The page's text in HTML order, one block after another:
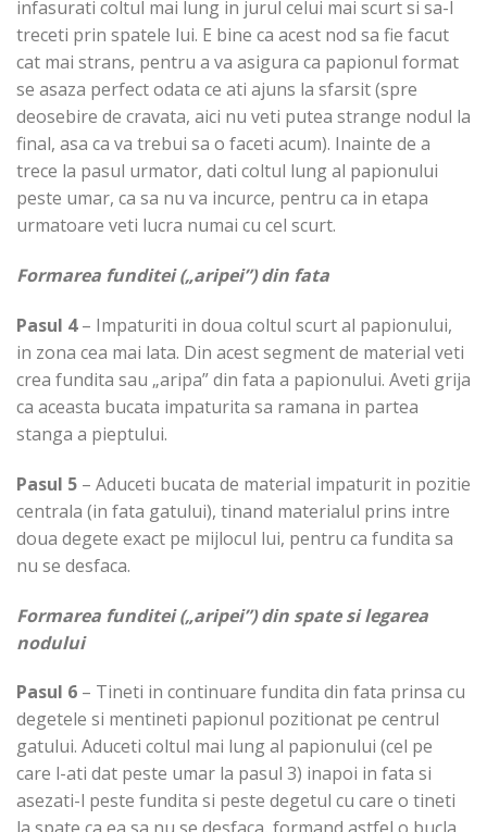
infasurati coltul mai lung in jurul celui mai scurt si sa-l
treceti prin spatele lui. E bine ca acest nod sa fie facut
cat mai strans, pentru a va asigura ca papionul format
se asaza perfect odata ce ati ajuns la sfarsit (spre
deosebire de cravata, aici nu veti putea strange nodul la
final, asa ca va trebui sa o faceti acum). Inainte de a
trece la pasul urmator, dati coltul lung al papionului
peste umar, ca sa nu va incurce, pentru ca in etapa
urmatoare veti lucra numai cu cel scurt.
Formarea funditei („aripei”) din fata
Pasul 4– Impaturiti in doua coltul scurt al papionului,
in zona cea mai lata. Din acest segment de material veti
crea fundita sau „aripa” din fata a papionului. Aveti grija
ca aceasta bucata impaturita sa ramana in partea
stanga a pieptului.
Pasul 5 – Aduceti bucata de material impaturit in pozitie
centrala (in fata gatului), tinand materialul prins intre
doua degete exact pe mijlocul lui, pentru ca fundita sa
nu se desfaca.
Formarea funditei („aripei”) din spate si legarea
nodului
Pasul 6 – Tineti in continuare fundita din fata prinsa cu
degetele si mentineti papionul pozitionat pe centrul
gatului. Aduceti coltul mai lung al papionului (cel pe
care l-ati dat peste umar la pasul 3) inapoi in fata si
asezati-l peste fundita si peste degetul cu care o tineti